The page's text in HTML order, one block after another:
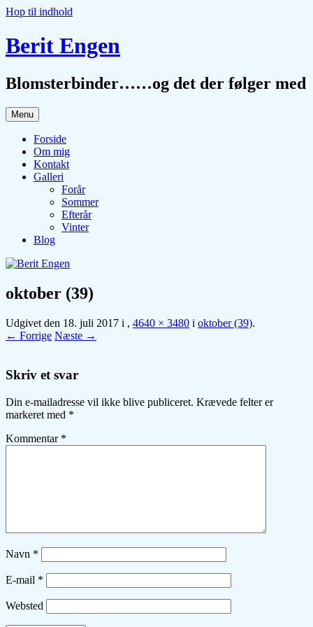
Hop til indhold
Berit Engen
Blomsterbinder……og det der følger med
Menu
Forside
Om mig
Kontakt
Galleri
Forår
Sommer
Efterår
Vinter
Blog
oktober (39)
Udgivet den 18. juli 2017 i , 4640 × 3480 i oktober (39).
← Forrige Næste →
Skriv et svar
Din e-mailadresse vil ikke blive publiceret. Krævede felter er
markeret med *
Kommentar *
Navn *
E-mail *
Websted